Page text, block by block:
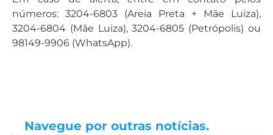
números: 3204-6803 (Areia Preta + Mãe Luiza),
3204-6804 (Mãe Luiza), 3204-6805 (Petrópolis) ou
98149-9906 (WhatsApp).
Navegue por outras notícias.